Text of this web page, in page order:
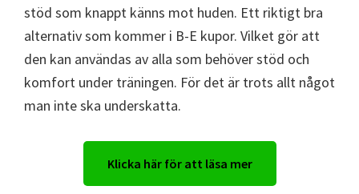
stöd som knappt känns mot huden. Ett riktigt bra
alternativ som kommer i B-E kupor. Vilket gör att
den kan användas av alla som behöver stöd och
komfort under träningen. För det är trots allt något
man inte ska underskatta.
Klicka här för att läsa mer